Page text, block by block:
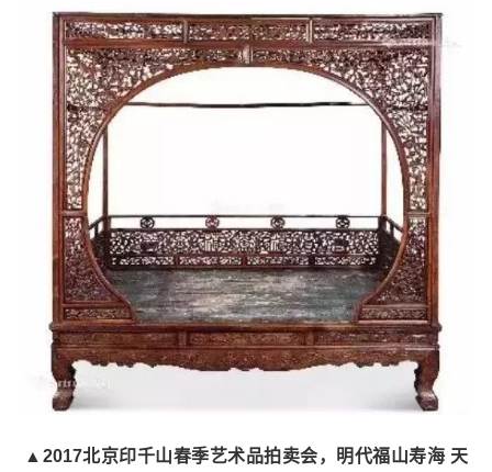
▲2017北京印千山春季艺术品拍卖会，明代福山寿海 天